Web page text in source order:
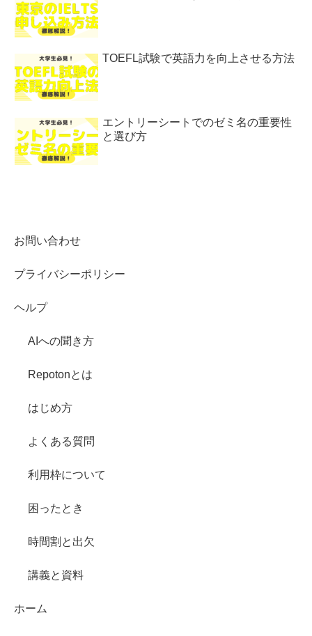
TOEFL試験で英語力を向上させる方法
エントリーシートでのゼミ名の重要性
と選び方
お問い合わせ
プライバシーポリシー
ヘルプ
AIへの聞き方
Repotonとは
はじめ方
よくある質問
利用枠について
困ったとき
時間割と出欠
講義と資料
ホーム